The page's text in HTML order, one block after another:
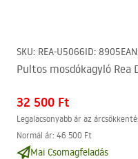
SKU: REA-U5066ID: 8905EAN
Pultos mosdókagyló Rea
32 500 Ft
Legalacsonyabb ár az
Normál ár: 46 500 Ft
Mai Csomagfeladás